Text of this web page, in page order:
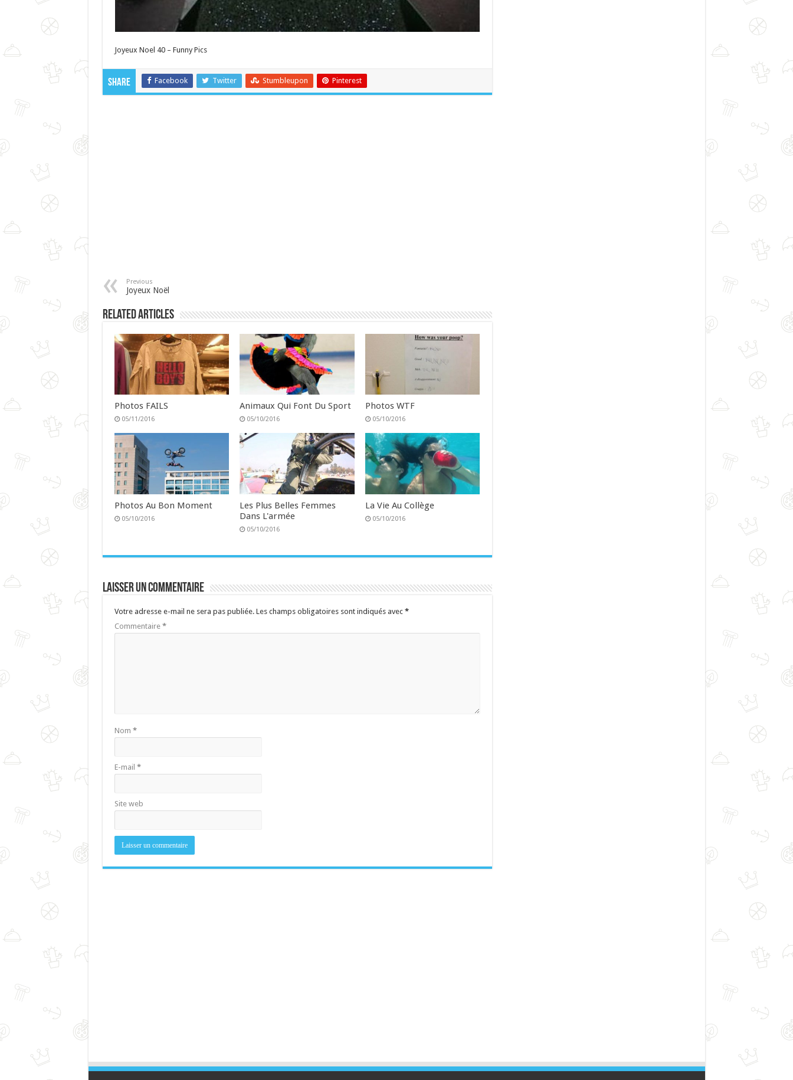
Joyeux Noel 40 – Funny Pics
Share Facebook Twitter Stumbleupon Pinterest
Previous
Joyeux Noël
Related Articles
Photos FAILS
05/11/2016
Animaux Qui Font Du Sport
05/10/2016
Photos WTF
05/10/2016
Photos Au Bon Moment
05/10/2016
Les Plus Belles Femmes
Dans L'armée
05/10/2016
La Vie Au Collège
05/10/2016
Laisser un commentaire
Votre adresse e-mail ne sera pas publiée. Les champs obligatoires sont indiqués avec *
Commentaire *
Nom *
E-mail *
Site web